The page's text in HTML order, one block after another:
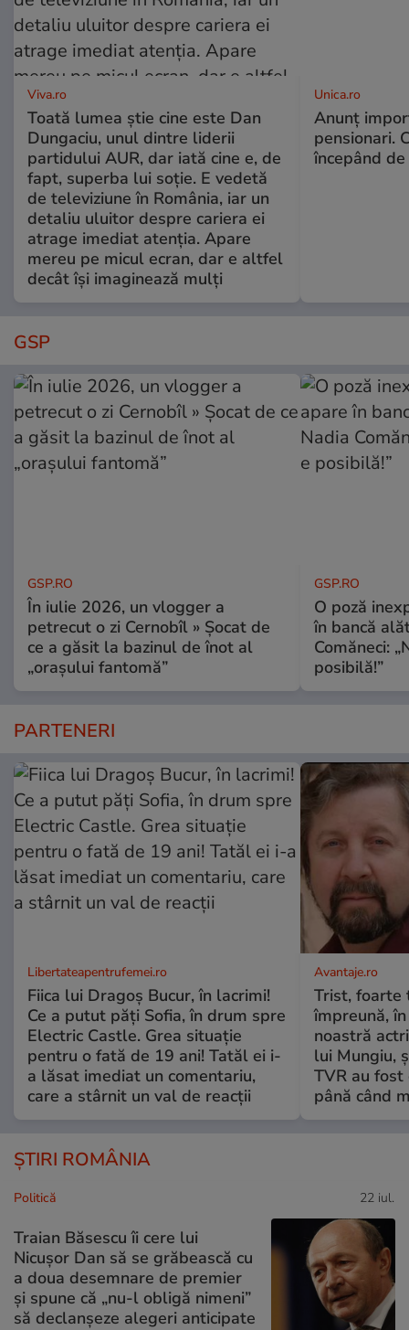
Viva.ro
Toată lumea știe cine este Dan
Dungaciu, unul dintre liderii
partidului AUR, dar iată cine e, de
fapt, superba lui soție. E vedetă
de televiziune în România, iar un
detaliu uluitor despre cariera ei
atrage imediat atenția. Apare
mereu pe micul ecran, dar e altfel
decât își imaginează mulți
Unica.ro
Anunț
pensionari.
începând
GSP
GSP.RO
În iulie 2026, un vlogger a
petrecut o zi Cernobîl » Șocat de
ce a găsit la bazinul de înot al
„orașului fantomă”
GSP.RO
O poză
în bancă
Comăneci:
posibilă!”
PARTENERI
Libertateapentrufemei.ro
Fiica lui Dragoș Bucur, în lacrimi!
Ce a putut păți Sofia, în drum spre
Electric Castle. Grea situație
pentru o fată de 19 ani! Tatăl ei i-
a lăsat imediat un comentariu,
care a stârnit un val de reacții
Avantaje.ro
Trist, foarte
împreună,
noastră
lui Mungiu,
TVR au
până când
ȘTIRI ROMÂNIA
Politică 22 iul.
Traian Băsescu îi cere lui
Nicușor Dan să se grăbească cu
a doua desemnare de premier
și spune că „nu-l obligă nimeni”
să declanșeze alegeri anticipate